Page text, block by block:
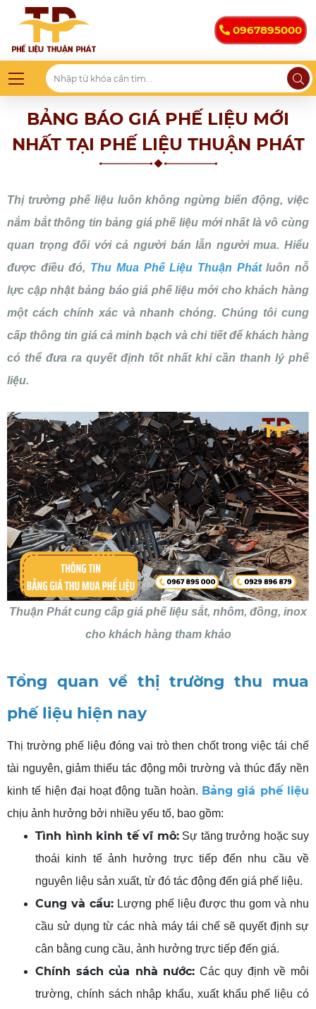
0967895000
BẢNG BÁO GIÁ PHẾ LIỆU MỚI
NHẤT TẠI PHẾ LIỆU THUẬN PHÁT
Thị trường phế liệu luôn không ngừng biến động, việc
nắm bắt thông tin bảng giá phế liệu mới nhất là vô cùng
quan trọng đối với cả người bán lẫn người mua. Hiểu
được điều đó, Thu Mua Phế Liệu Thuận Phátluôn nỗ
lực cập nhật bảng báo giá phế liệu mới cho khách hàng
một cách chính xác và nhanh chóng. Chúng tôi cung
cấp thông tin giá cả minh bạch và chi tiết để khách hàng
có thể đưa ra quyết định tốt nhất khi cần thanh lý phế
liệu.
Thuận Phát cung cấp giá phế liệu sắt, nhôm, đồng, inox
cho khách hàng tham khảo
Tổng quan về thị trường thu mua
phế liệu hiện nay
Thị trường phế liệu đóng vai trò then chốt trong việc tái chế
tài nguyên, giảm thiểu tác động môi trường và thúc đẩy nền
kinh tế hiện đại hoạt động tuần hoàn. Bảng giá phế liệu
chịu ảnh hưởng bởi nhiều yếu tố, bao gồm:
Tình hình kinh tế vĩ mô:Sự tăng trưởng hoặc suy
thoái kinh tế ảnh hưởng trực tiếp đến nhu cầu về
nguyên liệu sản xuất, từ đó tác động đến giá phế liệu.
Cung và cầu:Lượng phế liệu được thu gom và nhu
cầu sử dụng từ các nhà máy tái chế sẽ quyết định sự
cân bằng cung cầu, ảnh hưởng trực tiếp đến giá.
Chính sách của nhà nước: Các quy định về môi
trường, chính sách nhập khẩu, xuất khẩu phế liệu có